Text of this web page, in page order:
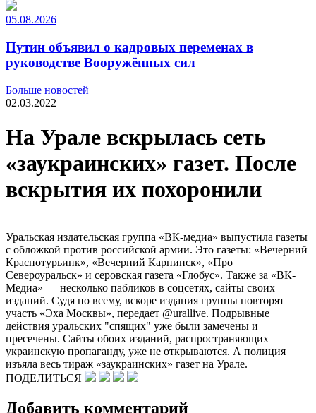
05.08.2026
Путин объявил о кадровых переменах в
руководстве Вооружённых сил
Больше новостей
02.03.2022
На Урале вскрылась сеть
«заукраинских» газет. После
вскрытия их похоронили
Уральская издательская группа «ВК-медиа» выпустила газеты
с обложкой против российской армии. Это газеты: «Вечерний
Краснотурьинк», «Вечерний Карпинск», «Про
Североуральск» и серовская газета «Глобус». Также за «ВК-
Медиа» — несколько пабликов в соцсетях, сайты своих
изданий. Судя по всему, вскоре издания группы повторят
участь «Эха Москвы», передает @urallive. Подрывные
действия уральских "спящих" уже были замечены и
пресечены. Сайты обоих изданий, распространяющих
украинскую пропаганду, уже не открываются. А полиция
изъяла весь тираж «заукраинских» газет на Урале.
ПОДЕЛИТЬСЯ
Добавить комментарий